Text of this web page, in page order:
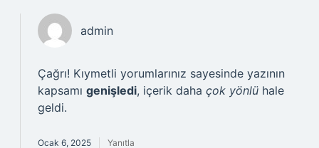
admin
Çağrı! Kıymetli yorumlarınız sayesinde yazının
kapsamı genişledi, içerik daha çok yönlü hale
geldi.
Ocak 6, 2025 Yanıtla